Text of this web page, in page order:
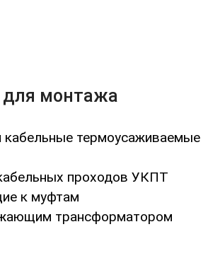
монтажа
кабельные термоусаживаемые
проходов УКПТ
к муфтам
трансформатором